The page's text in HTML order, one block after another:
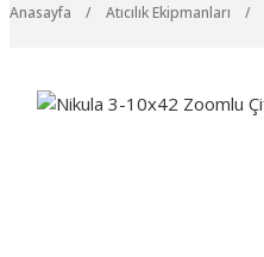
Anasayfa Atıcılık Ekipmanları